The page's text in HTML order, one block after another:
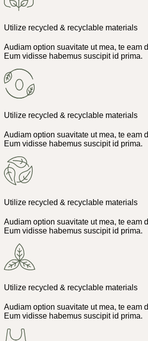
Utilize recycled & recyclable materials
Audiam option suavitate ut mea, te eam
Eum vidisse habemus suscipit id prima.
Utilize recycled & recyclable materials
Audiam option suavitate ut mea, te eam
Eum vidisse habemus suscipit id prima.
Utilize recycled & recyclable materials
Audiam option suavitate ut mea, te eam
Eum vidisse habemus suscipit id prima.
Utilize recycled & recyclable materials
Audiam option suavitate ut mea, te eam
Eum vidisse habemus suscipit id prima.